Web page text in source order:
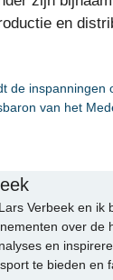
en
de inspanningen
van het
Verbeek en ik
over de
en
te bieden en